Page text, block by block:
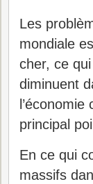
Les
mondiale
cher, ce
diminuent
principal
En ce qui
massifs